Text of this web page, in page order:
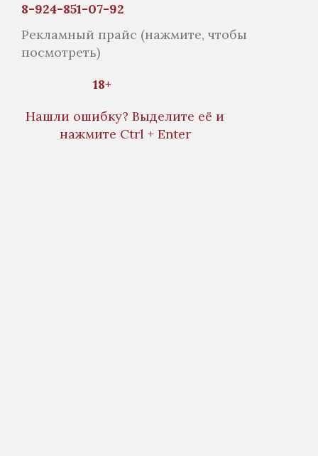
8-924-851-07-92
Рекламный прайс (нажмите, чтобы
посмотреть)
18+
Нашли ошибку? Выделите её и
нажмите Ctrl + Enter